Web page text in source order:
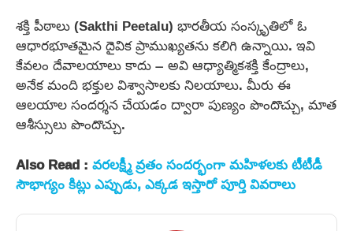
శక్తి పీఠాలు (Sakthi Peetalu) భారతీయ సంస్కృతిలో ఓ
ఆధారభూతమైన దైవిక ప్రాముఖ్యతను కలిగి ఉన్నాయి. ఇవి
కేవలం దేవాలయాలు కాదు – అవి ఆధ్యాత్మికశక్తి కేంద్రాలు,
అనేక మంది భక్తుల విశ్వాసాలకు నిలయాలు. మీరు ఈ
ఆలయాల సందర్శన చేయడం ద్వారా పుణ్యం పొందొచ్చు, మాత
ఆశీస్సులు పొందొచ్చు.
Also Read :వరలక్ష్మీ వ్రతం సందర్భంగా మహిళలకు టీటీడీ
సౌభాగ్యం కిట్లు ఎప్పుడు, ఎక్కడ ఇస్తారో పూర్తి వివరాలు